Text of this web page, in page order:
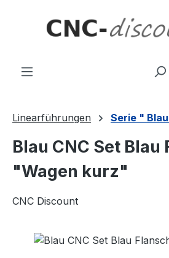
Linearführungen Serie "
Blau CNC Set Blau
"Wagen kurz"
CNC Discount
Bildergalerie überspringen